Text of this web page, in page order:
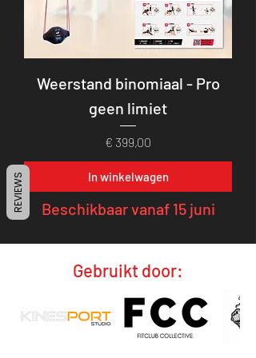
Weerstand binomiaal - Pro
geen limiet
Prijs
€ 399,00
In winkelwagen
Beschikbaar vanaf 15 juni
Gebruikt door:
REVIEWS